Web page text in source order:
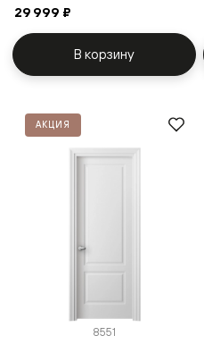
29 999 ₽
В корзину
АКЦИЯ
8551